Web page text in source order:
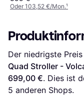
Oder 103,52 €/Mon.¹
Der niedrigste
Quad Stroller -
699,00 €
5 anderen Shops.